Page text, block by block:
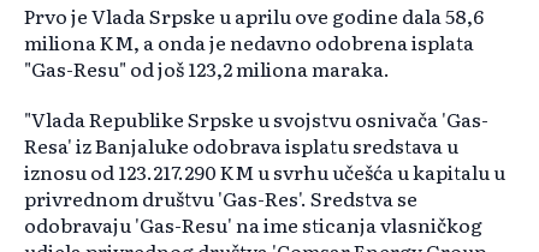
Prvo je Vlada Srpske u aprilu ove godine dala 58,6
miliona KM, a onda je nedavno odobrena isplata
"Gas-Resu" od još 123,2 miliona maraka.
"Vlada Republike Srpske u svojstvu osnivača 'Gas-
Resa' iz Banjaluke odobrava isplatu sredstava u
iznosu od 123.217.290 KM u svrhu učešća u kapitalu u
privrednom društvu 'Gas-Res'. Sredstva se
odobravaju 'Gas-Resu' na ime sticanja vlasničkog